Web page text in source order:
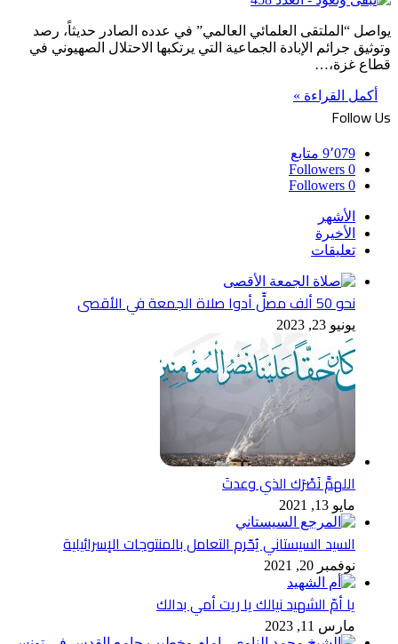
يواصل “الملتقى العلمائي العالمي” في عدده الصادر حديثاً، رصد
وتوثيق جرائم الإبادة الجماعية التي يرتكبها الاحتلال الصهيوني في
قطاع غزة،…
أكمل القراءة »
Follow Us
9٬079 متابع
0
Followers
0
Followers
الأشهر
الأخيرة
تعليقات
نحو 50 ألف مصلٍّ أدوا صلاة الجمعة في الأقصى
يونيو 23, 2023
اللهمَّ نَصْرَك الذي وعدتَ
مايو 13, 2021
السيد السيستاني يُحّرم التعامل بالمنتوجات الإسرائيلية
نوفمبر 20, 2021
يا أمّ الشهيد نيالك يا ريت أمي بدالك
مارس 11, 2023